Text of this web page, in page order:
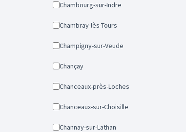
Chambourg-sur-Indre
Chambray-lès-Tours
Champigny-sur-Veude
Chançay
Chanceaux-près-Loches
Chanceaux-sur-Choisille
Channay-sur-Lathan